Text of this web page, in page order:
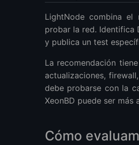
LightNode combina
probar la red. Identifica
y publica un test
La recomendación
actualizaciones,
debe probarse con la
XeonBD puede ser más
Cómo